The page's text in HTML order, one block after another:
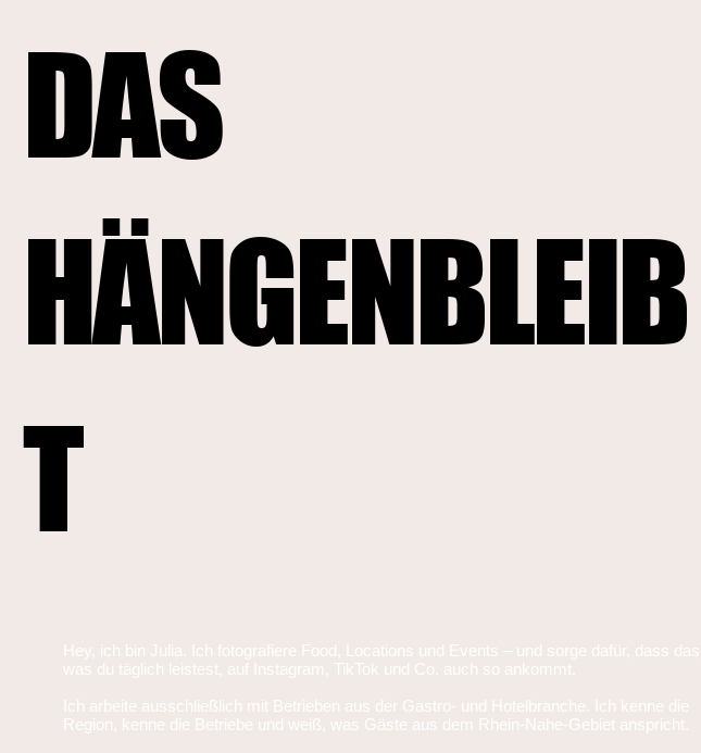
DAS
HÄNGENBLEIB
T
Hey, ich bin Julia. Ich fotografiere Food, Locations und Events – und sorge dafür, dass das,
was du täglich leistest, auf Instagram, TikTok und Co. auch so ankommt.
Ich arbeite ausschließlich mit Betrieben aus der Gastro- und Hotelbranche. Ich kenne die
Region, kenne die Betriebe und weiß, was Gäste aus dem Rhein-Nahe-Gebiet anspricht.